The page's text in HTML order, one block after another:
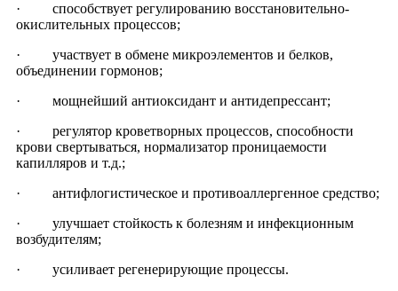
· способствует регулированию восстановительно-
окислительных процессов;
· участвует в обмене микроэлементов и белков,
объединении гормонов;
· мощнейший антиоксидант и антидепрессант;
· регулятор кроветворных процессов, способности
крови свертываться, нормализатор проницаемости
капилляров и т.д.;
· антифлогистическое и противоаллергенное средство;
· улучшает стойкость к болезням и инфекционным
возбудителям;
· усиливает регенерирующие процессы.